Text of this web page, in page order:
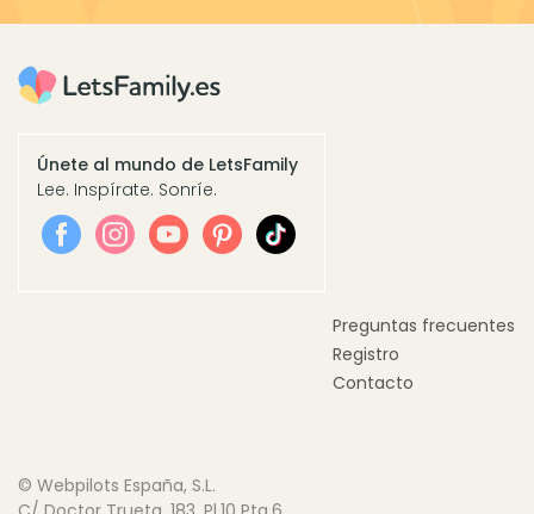
Únete al mundo de LetsFamily
Lee. Inspírate. Sonríe.
Preguntas frecuentes
Registro
Contacto
© Webpilots España, S.L.